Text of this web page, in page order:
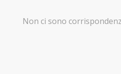
Non ci sono